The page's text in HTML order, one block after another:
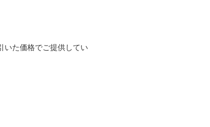
いた価格でご提供してい